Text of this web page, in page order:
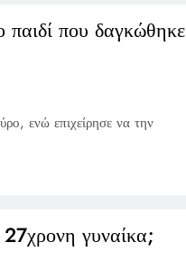
που δαγκώθηκε
ενώ επιχείρησε να την
γυναίκα;